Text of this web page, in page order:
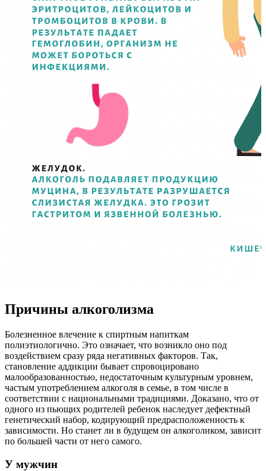
Причины алкоголизма
Болезненное влечение к спиртным напиткам
полиэтиологично. Это означает, что возникло оно под
воздействием сразу ряда негативных факторов. Так,
становление аддикции бывает спровоцировано
малообразованностью, недостаточным культурным уровнем,
частым употреблением алкоголя в семье, в том числе в
соответствии с национальными традициями. Доказано, что от
одного из пьющих родителей ребенок наследует дефектный
генетический набор, кодирующий предрасположенность к
зависимости. Но станет ли в будущем он алкоголиком, зависит
по большей части от него самого.
У мужчин